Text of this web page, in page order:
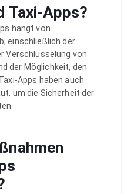
Taxi-Apps?
hängt von
einschließlich der
Verschlüsselung von
der Möglichkeit, den
Apps haben auch
um die Sicherheit der